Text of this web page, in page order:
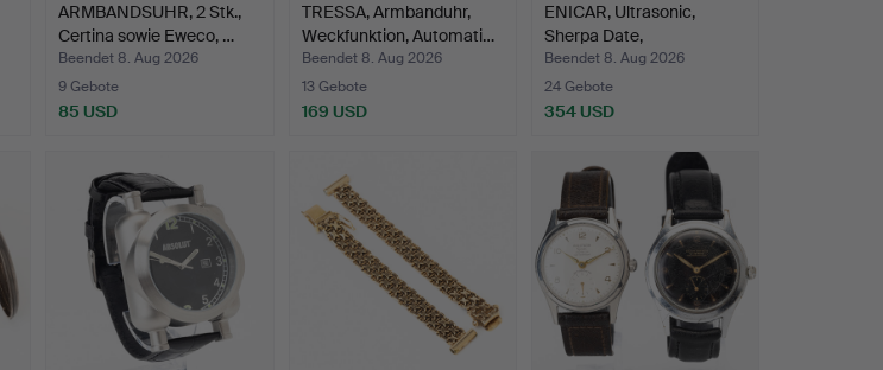
ARMBANDSUHR, 2 Stk.,
Certina sowie Eweco, …
Beendet 8. Aug 2026
9 Gebote
85 USD
TRESSA, Armbanduhr,
Weckfunktion, Automati…
Beendet 8. Aug 2026
13 Gebote
169 USD
ENICAR, Ultrasonic,
Sherpa Date,
Armbanduh…
Beendet 8. Aug 2026
24 Gebote
354 USD